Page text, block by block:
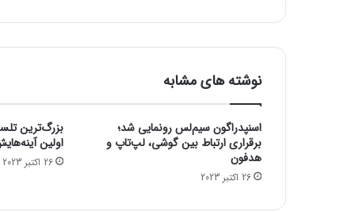
ی
و
ا
س
پ
ا
ت
نوشته های مشابه
اسنپدراگون سیم‌لس رونمایی شد؛
برقراری ارتباط بین گوشی، لپ‌تاپ و
هدفون
26 اکتبر 2023
بزرگ‌ترین
اولین
26 اکتبر 2023